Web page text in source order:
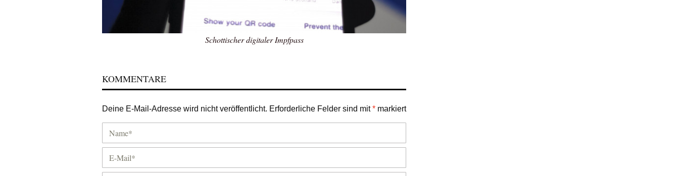
Schottischer digitaler Impfpass
KOMMENTARE
Deine E-Mail-Adresse wird nicht veröffentlicht. Erforderliche Felder sind mit* markiert